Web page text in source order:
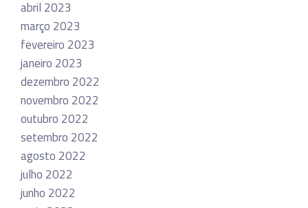
abril 2023
março 2023
fevereiro 2023
janeiro 2023
dezembro 2022
novembro 2022
outubro 2022
setembro 2022
agosto 2022
julho 2022
junho 2022